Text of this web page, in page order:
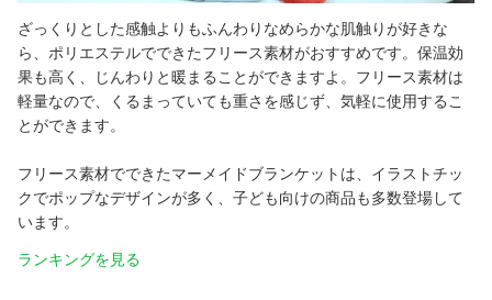
ざっくりとした感触よりもふんわりなめらかな肌触りが好きな
ら、ポリエステルでできたフリース素材がおすすめです。保温効
果も高く、じんわりと暖まることができますよ。フリース素材は
軽量なので、くるまっていても重さを感じず、気軽に使用するこ
とができます。
フリース素材でできたマーメイドブランケットは、イラストチッ
クでポップなデザインが多く、子ども向けの商品も多数登場して
います。
ランキングを見る